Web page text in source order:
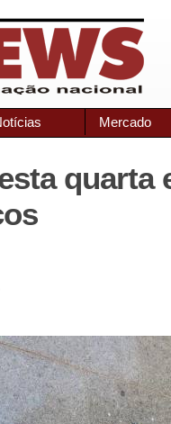
Mercado
quarta